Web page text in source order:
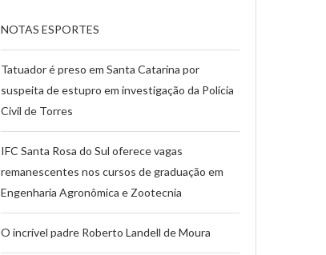
NOTAS ESPORTES
Tatuador é preso em Santa Catarina por
suspeita de estupro em investigação da Polícia
Civil de Torres
IFC Santa Rosa do Sul oferece vagas
remanescentes nos cursos de graduação em
Engenharia Agronômica e Zootecnia
O incrível padre Roberto Landell de Moura